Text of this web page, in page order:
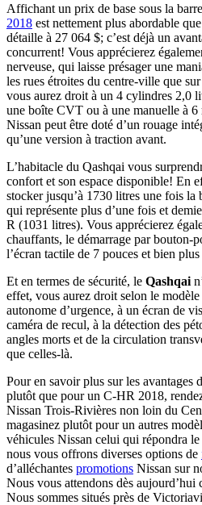
Affichant un prix de base sous la
2018 est nettement plus abordable
détaille à 27 064 $; c’est déjà un
concurrent! Vous apprécierez
nerveuse, qui laisse présager une
les rues étroites du centre-ville que
vous aurez droit à un 4 cylindres 2,0
une boîte CVT ou à une manuelle à
Nissan peut être doté d’un rouage
qu’une version à traction avant.
L’habitacle du Qashqai vous
confort et son espace disponible! En
stocker jusqu’à 1730 litres une fois la
qui représente plus d’une fois et
R (1031 litres). Vous apprécierez
chauffants, le démarrage par bouton-
l’écran tactile de 7 pouces et bien plus
Et en termes de sécurité, le Qashqai
effet, vous aurez droit selon le
autonome d’urgence, à un écran de
caméra de recul, à la détection des
angles morts et de la circulation
que celles-là.
Pour en savoir plus sur les avantages
plutôt que pour un C-HR 2018,
Nissan Trois-Rivières non loin du
magasinez plutôt pour un autres
véhicules Nissan celui qui répondra
nous vous offrons diverses options de
d’alléchantes promotions Nissan sur
Nous vous attendons dès aujourd’hui
Nous sommes situés près de